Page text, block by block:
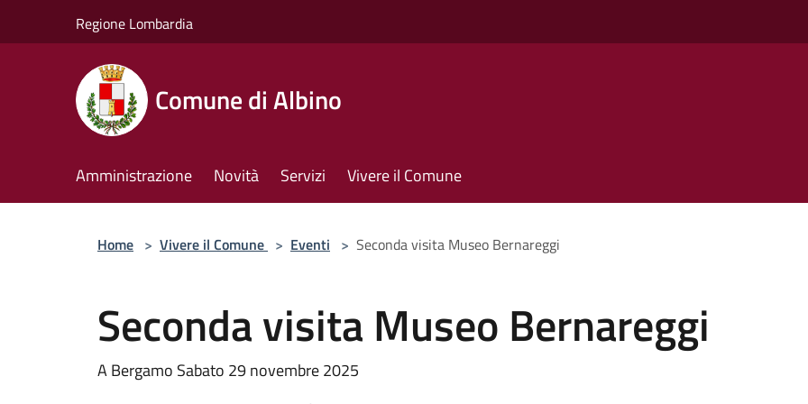
Regione Lombardia
Comune di Albino
Amministrazione Novità Servizi Vivere il Comune
Home > Vivere il Comune > Eventi > Seconda visita Museo Bernareggi
Seconda visita Museo Bernareggi
A Bergamo Sabato 29 novembre 2025